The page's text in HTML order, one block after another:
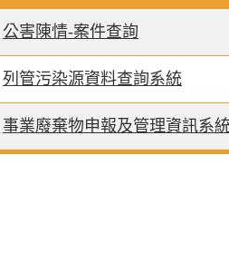
公害陳情-案件查詢
列管污染源資料查詢系統
事業廢棄物申報及管理資訊系